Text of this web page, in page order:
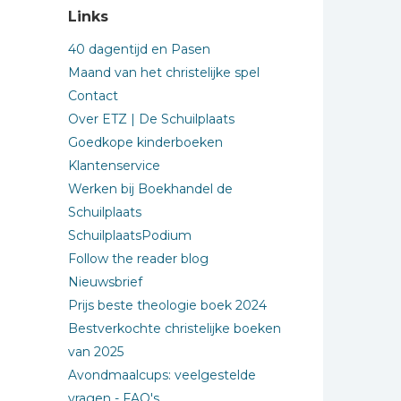
Links
40 dagentijd en Pasen
Maand van het christelijke spel
Contact
Over ETZ | De Schuilplaats
Goedkope kinderboeken
Klantenservice
Werken bij Boekhandel de
Schuilplaats
SchuilplaatsPodium
Follow the reader blog
Nieuwsbrief
Prijs beste theologie boek 2024
Bestverkochte christelijke boeken
van 2025
Avondmaalcups: veelgestelde